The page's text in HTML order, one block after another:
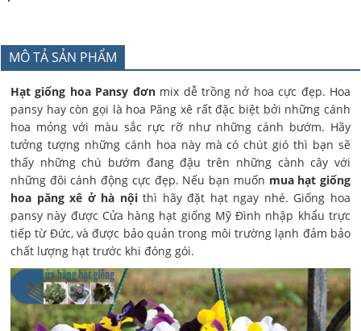
MÔ TẢ SẢN PHẨM
Hạt giống hoa Pansy đơnmix dễ trồng nở hoa cực đẹp. Hoa
pansy hay còn gọi là hoa Păng xê rất đặc biệt bởi những cánh
hoa mỏng với màu sắc rực rỡ như những cánh bướm. Hãy
tưởng tượng những cánh hoa này mà có chút gió thì bạn sẽ
thấy những chú bướm đang đậu trên những cành cây với
những đôi cánh động cực đẹp. Nếu bạn muốn mua hạt giống
hoa păng xê ở hà nộithì hãy đặt hạt ngay nhé. Giống hoa
pansy này được Cửa hàng hạt giống Mỹ Đình nhập khẩu trực
tiếp từ Đức, và được bảo quản trong môi trường lạnh đảm bảo
chất lượng hạt trước khi đóng gói.